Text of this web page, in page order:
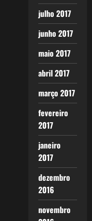
julho 2017
junho 2017
maio 2017
abril 2017
março 2017
fevereiro
2017
janeiro
2017
dezembro
2016
novembro